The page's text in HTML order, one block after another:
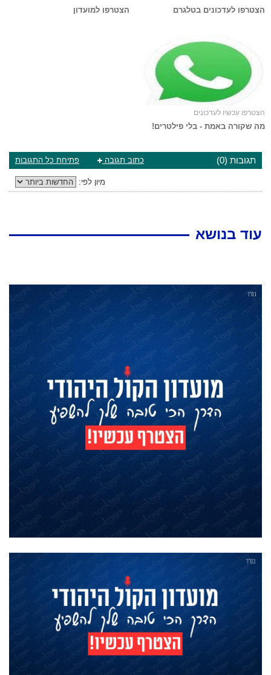
הצטרפו לעדכונים בטלגרם הצטרפו למועדון
הצטרפו עכשיו לעדכונים
מה שקורה באמת - בלי פילטרים!
תגובות (0) פתיחת כל התגובות כתוב תגובה
מיון לפי:
עוד בנושא